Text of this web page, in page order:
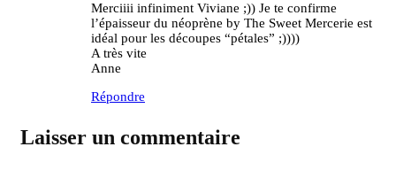
Merciiii infiniment Viviane ;)) Je te confirme
l’épaisseur du néoprène by The Sweet Mercerie est
idéal pour les découpes “pétales” ;))))
A très vite
Anne
Répondre
Laisser un commentaire